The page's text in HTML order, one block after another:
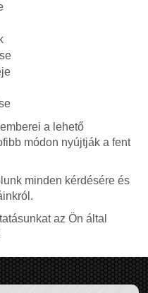
a lehető
módon nyújtják a fent
minden kérdésére és
az Ön által